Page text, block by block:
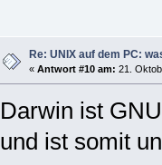
Re: UNIX auf dem PC:
« Antwort #10 am: 21.
Darwin ist
und ist somit